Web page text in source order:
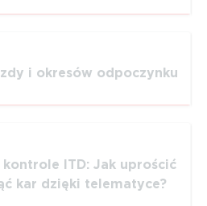
i okresów odpoczynku
ITD: Jak uprościć
kar dzięki telematyce?